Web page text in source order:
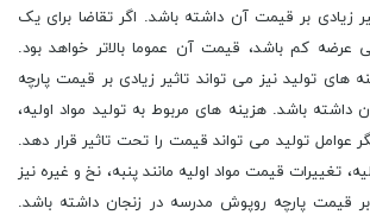
زیادی بر قیمت آن داشته باشد. اگر تقاضا برای یک
عرضه کم باشد، قیمت آن عموما بالاتر خواهد بود.
های تولید نیز می تواند تاثیر زیادی بر قیمت پارچه
باشد. هزینه های مربوط به تولید مواد اولیه،
عوامل تولید می تواند قیمت را تحت تاثیر قرار دهد.
تغییرات قیمت مواد اولیه مانند پنبه، نخ و غیره نیز
بر قیمت پارچه روپوش مدرسه در زنجان داشته باشد.